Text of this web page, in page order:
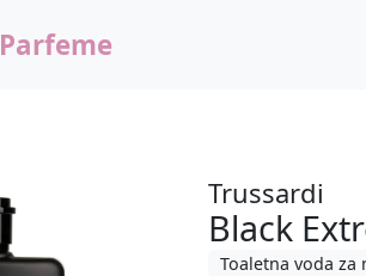
Parfeme
Trussardi
Black
Toaletna voda za